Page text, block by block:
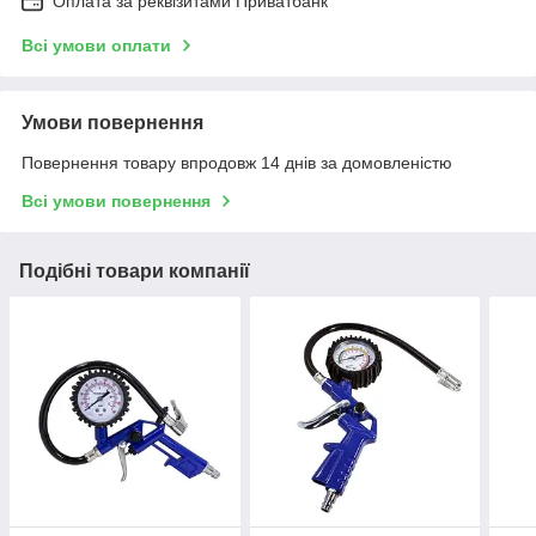
Всі умови оплати
Умови повернення
Повернення товару впродовж 14 днів за домовленістю
Всі умови повернення
Подібні товари компанії